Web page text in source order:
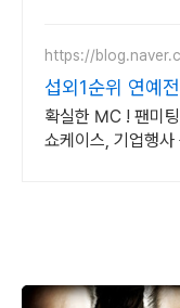
https://
섭외1순위 연예
확실한 MC ! 팬미
쇼케이스, 기업행사